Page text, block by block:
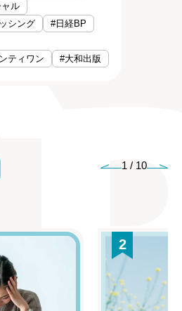
ル
シング
#日経BP
ティワン
#大和出版
1 / 10
2